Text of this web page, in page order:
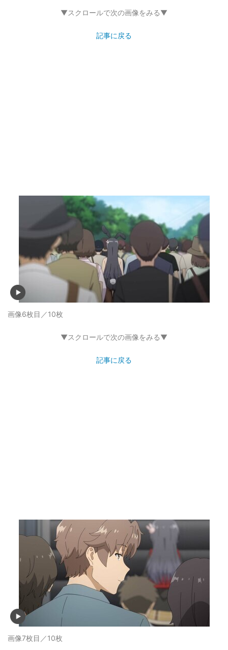
▼スクロールで次の画像をみる▼
記事に戻る
画像6枚目／10枚
▼スクロールで次の画像をみる▼
記事に戻る
画像7枚目／10枚